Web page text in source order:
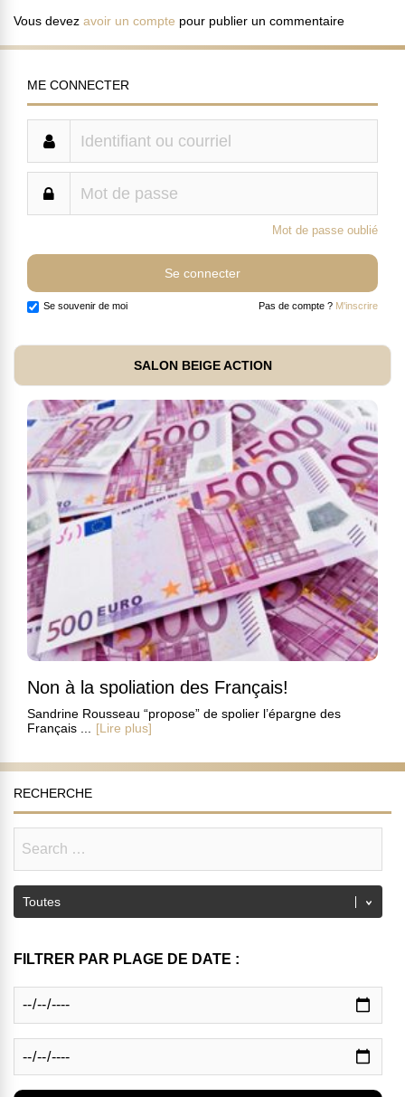
Vous devez avoir un compte pour publier un commentaire
ME CONNECTER
Mot de passe oublié
Se souvenir de moi Pas de compte ? M'inscrire
SALON BEIGE ACTION
Non à la spoliation des Français!
Sandrine Rousseau “propose” de spolier l’épargne des
Français ...
[Lire plus]
RECHERCHE
FILTRER PAR PLAGE DE DATE :